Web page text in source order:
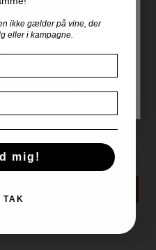
skal du være over 18 år.
18 år?
- 5 vine i trækasse
ikke gælder på vine, der
eller i kampagne.
mig!
TAK